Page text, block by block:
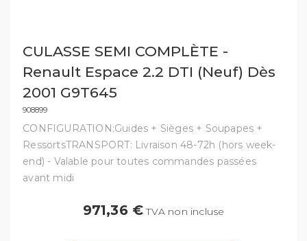
CULASSE SEMI COMPLÈTE -
Renault Espace 2.2 DTI (Neuf) Dès
2001 G9T645
908899
CONFIGURATION:Guides + Sièges + Soupapes +
RessortsTRANSPORT: Livraison 48-72h (hors week-
end) - Valable pour toutes commandes passées
avant midi
971,36 €TVA non incluse